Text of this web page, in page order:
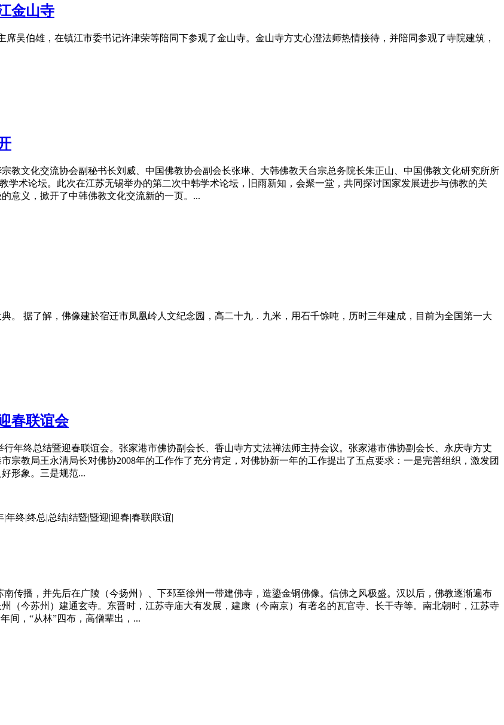
金山寺
席吴伯雄，在镇江市委书记许津荣等陪同下参观了金山寺。金山寺方丈心澄法师热情接待，并陪同参观了寺院建筑，
教文化交流协会副秘书长刘威、中国佛教协会副会长张琳、大韩佛教天台宗总务院长朱正山、中国佛教文化研究所所
学术论坛。此次在江苏无锡举办的第二次中韩学术论坛，旧雨新知，会聚一堂，共同探讨国家发展进步与佛教的关
意义，掀开了中韩佛教文化交流新的一页。...
。 据了解，佛像建於宿迁市凤凰岭人文纪念园，高二十九．九米，用石千馀吨，历时三年建成，目前为全国第一大
春联谊会
行年终总结暨迎春联谊会。张家港市佛协副会长、香山寺方丈法禅法师主持会议。张家港市佛协副会长、永庆寺方丈
宗教局王永清局长对佛协2008年的工作作了充分肯定，对佛协新一年的工作提出了五点要求：一是完善组织，激发团
形象。三是规范...
年终|终总|总结|结暨|暨迎|迎春|春联|联谊|
传播，并先后在广陵（今扬州）、下邳至徐州一带建佛寺，造鎏金铜佛像。信佛之风极盛。汉以后，佛教逐渐遍布
（今苏州）建通玄寺。东晋时， 江苏寺庙大有发展，建康（今南京）有著名的瓦官寺、长干寺等。南北朝时， 江苏寺
间，“从林”四布，高僧辈出，...